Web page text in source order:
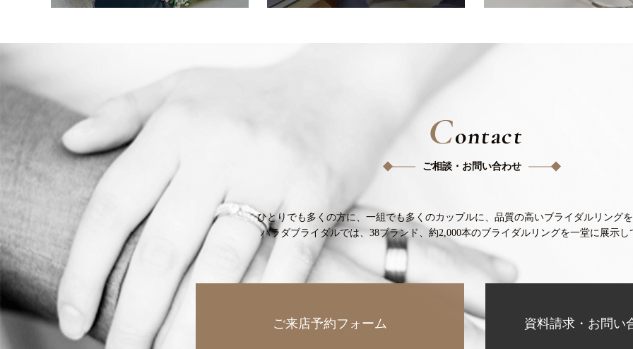
Contact
ご相談・お問い合わせ
ひとりでも多くの方に、 一組でも多くのカップルに、 品質の高いブライダルリング
ハラダブライダルでは、38ブランド、 約2,000本のブライダルリングを一堂に展示し
ご来店予約フォーム 資料請求・お問い